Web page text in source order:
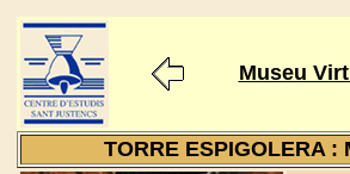
Museu
TORRE ESPIGOLERA :